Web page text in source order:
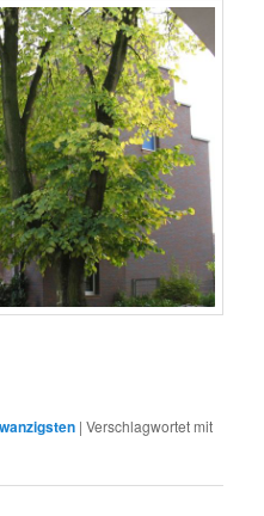
|Verschlagwortet mit